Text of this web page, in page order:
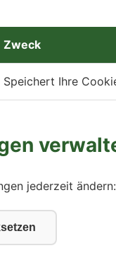
Zweck
Speichert Ihre
jederzeit ändern: